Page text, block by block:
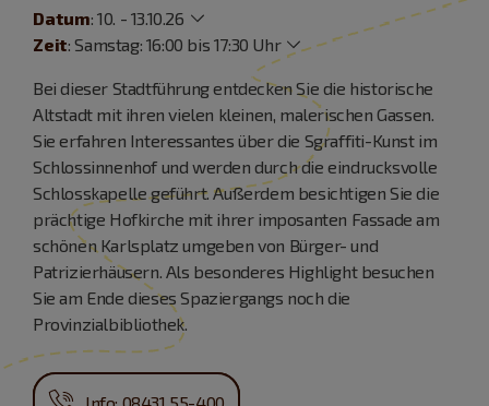
Datum:10. - 13.10.26
Zeit:Samstag: 16:00 bis 17:30 Uhr
Bei dieser Stadtführung entdecken Sie die historische
Altstadt mit ihren vielen kleinen, malerischen Gassen.
Sie erfahren Interessantes über die Sgraffiti-Kunst im
Schlossinnenhof und werden durch die eindrucksvolle
Schlosskapelle geführt. Außerdem besichtigen Sie die
prächtige Hofkirche mit ihrer imposanten Fassade am
schönen Karlsplatz umgeben von Bürger- und
Patrizierhäusern. Als besonderes Highlight besuchen
Sie am Ende dieses Spaziergangs noch die
Provinzialbibliothek.
Info: 08431 55-400